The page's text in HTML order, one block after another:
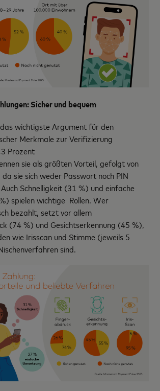
Sicher und bequem
wichtigste Argument für den
Merkmale zur Verifizierung
Prozent
sie als größten Vorteil, gefolgt von
sie sich weder Passwort noch PIN
Schnelligkeit (31 %) und einfache
spielen wichtige Rollen. Wer
bezahlt, setzt vor allem
(74 %) und Gesichtserkennung (45 %),
wie Irisscan und Stimme (jeweils 5
sind.